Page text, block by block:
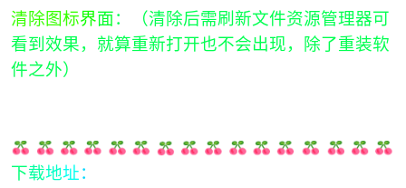
清除图标界面：（清除后需刷新文件资源管理器可
看到效果，就算重新打开也不会出现，除了重装软
件之外）
下载地址：